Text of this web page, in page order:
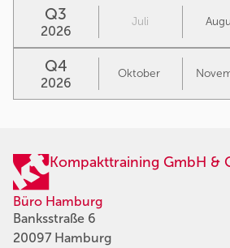
Q3
2026
Juli
Q4
2026
Oktober
Kompakttraining GmbH &
Büro Hamburg
Banksstraße 6
20097 Hamburg